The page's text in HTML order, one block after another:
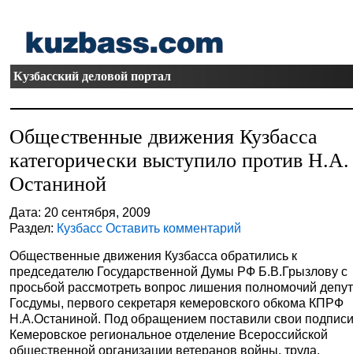
Кузбасский деловой портал
Общественные движения Кузбасса
категорически выступило против Н.А.
Останиной
Дата: 20 сентября, 2009
Раздел: Кузбасс Оставить комментарий
Общественные движения Кузбасса обратились к
председателю Государственной Думы РФ Б.В.Грызлову с
просьбой рассмотреть вопрос лишения полномочий
Госдумы, первого секретаря кемеровского обкома КПРФ
Н.А.Останиной. Под обращением поставили свои
Кемеровское региональное отделение Всероссийской
общественной организации ветеранов войны, труда,